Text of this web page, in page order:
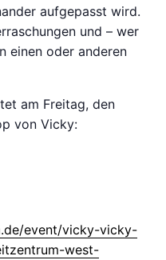
aufgepasst wird.
und – wer
einen oder anderen
am Freitag, den
von Vicky:
event/vicky-vicky-
west-